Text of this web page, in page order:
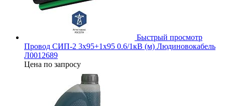
Быстрый просмотр
Провод СИП-2 3х95+1х95 0.6/1кВ (м) Людиновокабель
Л0012689
Цена по запросу